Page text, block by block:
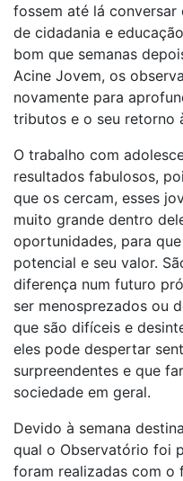
fossem até lá conversar
de cidadania e
bom que semanas
Acine Jovem, os
novamente para
tributos e o seu retorno
O trabalho com
resultados fabulosos,
que os cercam, esses
muito grande dentro
oportunidades, para
potencial e seu valor.
diferença num futuro
ser menosprezados ou
que são difíceis e
eles pode despertar
surpreendentes e que
sociedade em geral.
Devido à semana
qual o Observatório foi
foram realizadas com o